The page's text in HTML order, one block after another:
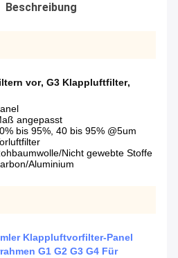
Beschreibung
vor, G3 Klappluftfilter,
angepasst
bis 95%, 40 bis 95% @5um
Nicht gewebte Stoffe
Aluminium
Klappluftvorfilter-Panel
G1 G2 G3 G4 Für